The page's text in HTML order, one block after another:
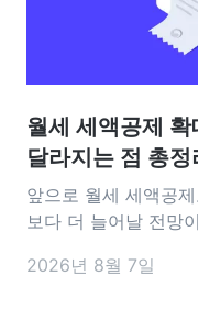
월세 세액공제
달라지는 점 총정
앞으로 월세 세액공
보다 더 늘어날 전망이에요. 정부가 지난 8
용이 담겼어요. 공제
2026년 8월 7일